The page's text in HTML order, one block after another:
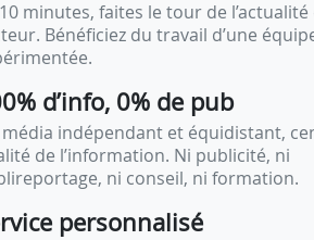
minutes, faites le tour de l’actualité
Bénéficiez du travail d’une
d’info, 0% de pub
indépendant et équidistant,
de l’information. Ni publicité, ni
ni conseil, ni formation.
personnalisé